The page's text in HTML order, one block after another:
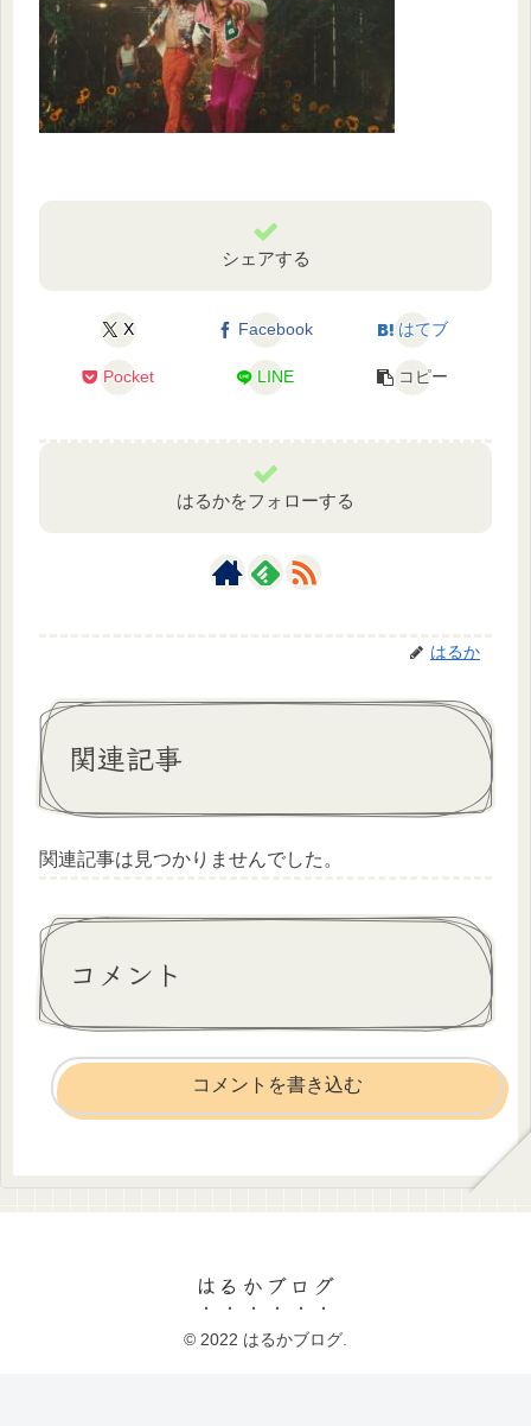
シェアする
X Facebook はてブ
Pocket LINE コピー
はるかをフォローする
はるか
関連記事
関連記事は見つかりませんでした。
コメント
コメントを書き込む
はるかブログ
© 2022 はるかブログ.